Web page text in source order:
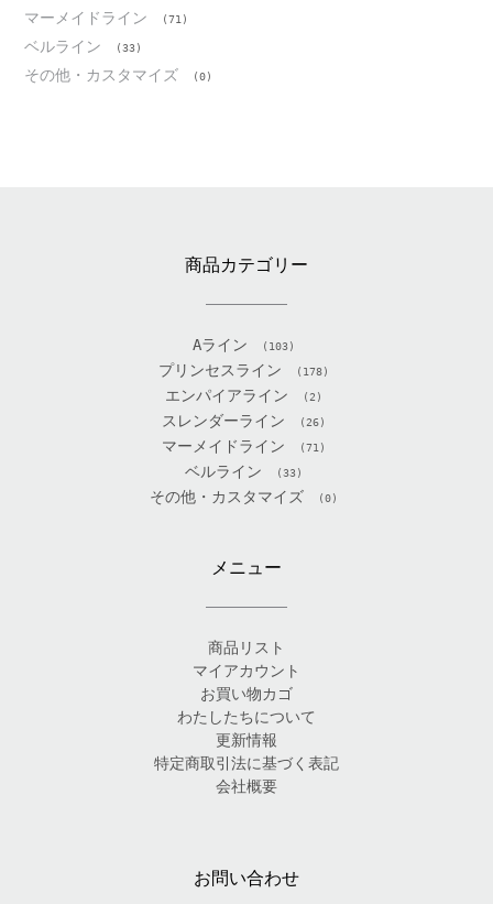
マーメイドライン (71)
ベルライン (33)
その他・カスタマイズ (0)
商品カテゴリー
Aライン (103)
プリンセスライン (178)
エンパイアライン (2)
スレンダーライン (26)
マーメイドライン (71)
ベルライン (33)
その他・カスタマイズ (0)
メニュー
商品リスト
マイアカウント
お買い物カゴ
わたしたちについて
更新情報
特定商取引法に基づく表記
会社概要
お問い合わせ